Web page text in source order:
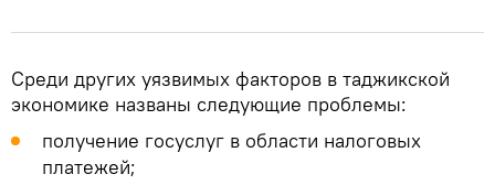
Среди других уязвимых факторов в таджикской
экономике названы следующие проблемы:
получение госуслуг в области налоговых
платежей;